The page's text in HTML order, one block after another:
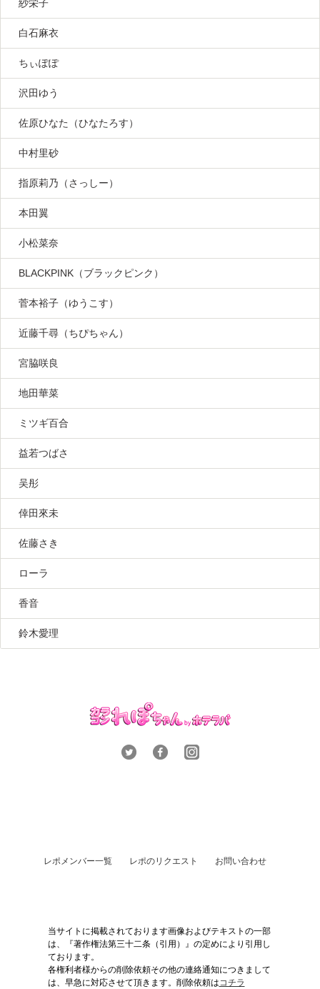
紗栄子
白石麻衣
ちぃぽぽ
沢田ゆう
佐原ひなた（ひなたろす）
中村里砂
指原莉乃（さっしー）
本田翼
小松菜奈
BLACKPINK（ブラックピンク）
菅本裕子（ゆうこす）
近藤千尋（ちぴちゃん）
宮脇咲良
地田華菜
ミツギ百合
益若つばさ
吴彤
倖田來未
佐藤さき
ローラ
香音
鈴木愛理
レポメンバー一覧 レポのリクエスト お問い合わせ
当サイトに掲載されております画像およびテキストの一部
は、『著作権法第三十二条（引用）』の定めにより引用し
ております。
各権利者様からの削除依頼その他の連絡通知につきまして
は、早急に対応させて頂きます。削除依頼は コチラ